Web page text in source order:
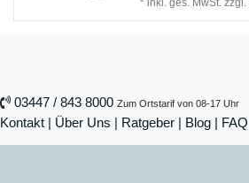
03447 / 843 8000 Zum Ortstarif von 08-17 Uhr
Kontakt | Über Uns | Ratgeber | Blog | FAQ